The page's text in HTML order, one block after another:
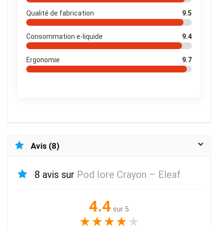
Qualité de fabrication 9.5
Consommation e-liquide 9.4
Ergonomie 9.7
Avis (8)
8 avis sur Pod Iore Crayon – Eleaf
4.4 sur 5
★★★★★